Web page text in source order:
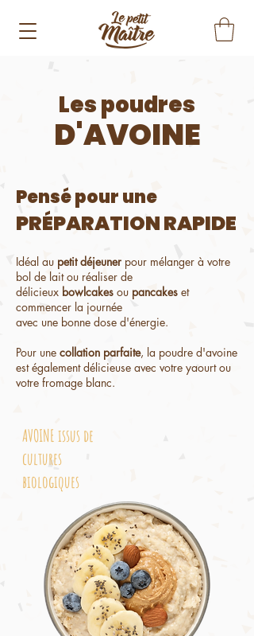
Les poudres
D'AVOINE
Pensé pour une​
PRÉPARATION RAPIDE
Idéal au petit déjeuner pour mélanger à votre
bol de lait ou réaliser de
délicieux bowlcakes ou pancakes et
commencer la journée
avec une bonne dose d'énergie.
Pour une collation parfaite, la poudre d'avoine
est également délicieuse avec votre yaourt ou
votre fromage blanc.
AVOINE issus de
cultures
biologiques